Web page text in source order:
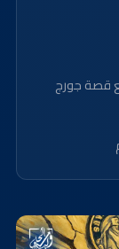
قصة جورج